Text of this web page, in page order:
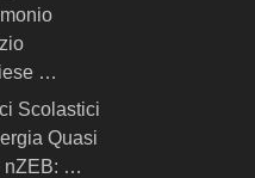
…
Scolastici
Quasi
nZEB: …